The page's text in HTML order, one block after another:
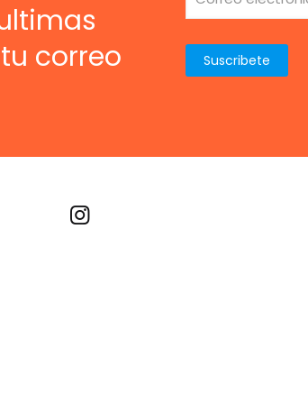
correo